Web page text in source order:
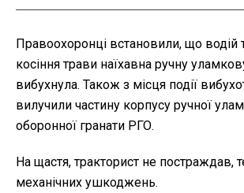
Правоохоронці встановили, що водій
косіння трави наїхавна ручну
вибухнула. Також з місця події
вилучили частину корпусу ручної
оборонної гранати РГО.
На щастя, тракторист не постраждав,
механічних ушкоджень.